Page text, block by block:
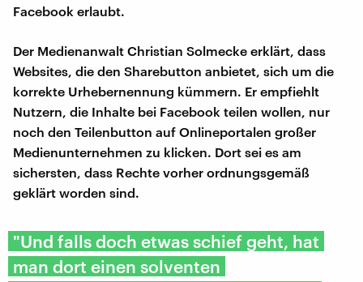
Facebook erlaubt.
Der Medienanwalt Christian Solmecke erklärt, dass
Websites, die den Sharebutton anbietet, sich um die
korrekte Urhebernennung kümmern. Er empfiehlt
Nutzern, die Inhalte bei Facebook teilen wollen, nur
noch den Teilenbutton auf Onlineportalen großer
Medienunternehmen zu klicken. Dort sei es am
sichersten, dass Rechte vorher ordnungsgemäß
geklärt worden sind.
"Und falls doch etwas schief geht, hat
man dort einen solventen